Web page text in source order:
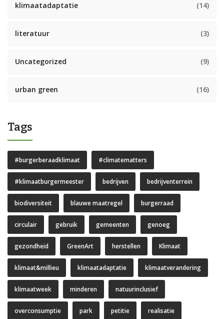
klimaatadaptatie (14)
literatuur (3)
Uncategorized (9)
urban green (16)
Tags
#burgerberaadklimaat #climatematters
#klimaatburgermeester bedrijven bedrijventerrein
biodiversiteit blauwe maatregel burgerraad
circulair gebruik gemeenten genoeg
gezondheid GreenArt herstellen Klimaat
klimaat&millieu klimaatadaptatie klimaatverandering
klimaatweek minderen natuurinclusief
overconsumptie park petitie realisatie